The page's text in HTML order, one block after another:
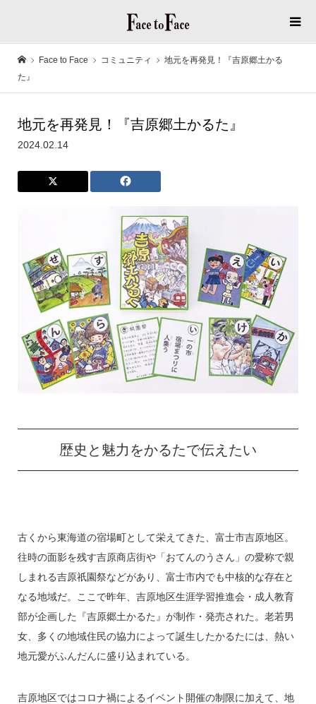
Face to Face コミュニティ
地元を再発見！『吉原郷土かる
た』
地元を再発見！『吉原郷土かるた』
2024.02.14
歴史と魅力をかるたで伝えたい
古くから東海道の宿場町として栄えてきた、富士市吉原地区。
往時の面影を残す吉原商店街や「おてんのうさん」の愛称で親
しまれる吉原祇園祭などがあり、富士市内でも中核的な存在と
なる地域だ。ここで昨年、吉原地区生涯学習推進会・成人教育
部が企画した『吉原郷土かるた』が制作・発売された。老若男
女、多くの地域住民の協力によって誕生したかるたには、熱い
地元愛がふんだんに盛り込まれている。
吉原地区ではコロナ禍によるイベント開催の制限に加えて、地